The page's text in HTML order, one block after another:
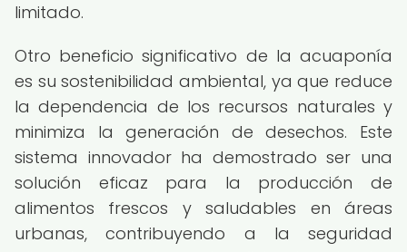
limitado.
Otro beneficio significativo de la acuaponía
es su sostenibilidad ambiental, ya que reduce
la dependencia de los recursos naturales y
minimiza la generación de desechos. Este
sistema innovador ha demostrado ser una
solución eficaz para la producción de
alimentos frescos y saludables en áreas
urbanas, contribuyendo a la seguridad